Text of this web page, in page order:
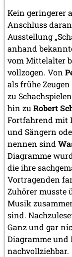
Kein geringerer
Anschluss
Ausstellung
anhand
vom Mittelalter
vollzogen. Von
als frühe
zu
hin zu Robert
Fortfahrend mit
und Sängern
nennen sind
Diagramme
die ihre
Vortragenden
Zuhörer musste
Musik
sind.
Ganz und gar
Diagramme und
nachvollziehbar.